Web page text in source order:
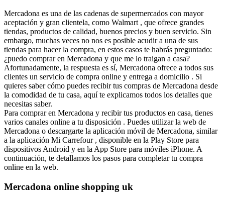
Mercadona es una de las cadenas de supermercados con mayor
aceptación y gran clientela, como Walmart , que ofrece grandes
tiendas, productos de calidad, buenos precios y buen servicio. Sin
embargo, muchas veces no nos es posible acudir a una de sus
tiendas para hacer la compra, en estos casos te habrás preguntado:
¿puedo comprar en Mercadona y que me lo traigan a casa?
Afortunadamente, la respuesta es sí, Mercadona ofrece a todos sus
clientes un servicio de compra online y entrega a domicilio . Si
quieres saber cómo puedes recibir tus compras de Mercadona desde
la comodidad de tu casa, aquí te explicamos todos los detalles que
necesitas saber.
Para comprar en Mercadona y recibir tus productos en casa, tienes
varios canales online a tu disposición . Puedes utilizar la web de
Mercadona o descargarte la aplicación móvil de Mercadona, similar
a la aplicación Mi Carrefour , disponible en la Play Store para
dispositivos Android y en la App Store para móviles iPhone. A
continuación, te detallamos los pasos para completar tu compra
online en la web.
Mercadona online shopping uk